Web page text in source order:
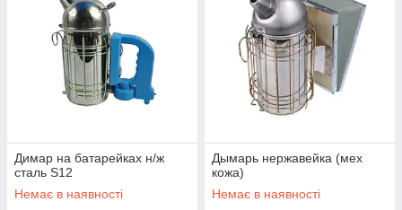
Димар на батарейках н/ж
сталь S12
Немає в наявності
Дымарь нержавейка (мех
кожа)
Немає в наявності